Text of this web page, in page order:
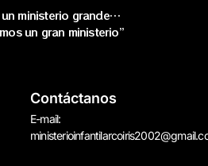
un ministerio grande…
un gran ministerio”
Contáctanos
E-mail: